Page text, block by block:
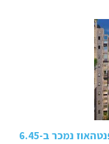
BUZZ בתלפיות שבירושלים: מיני פנטהאוז נמכר ב-6.45